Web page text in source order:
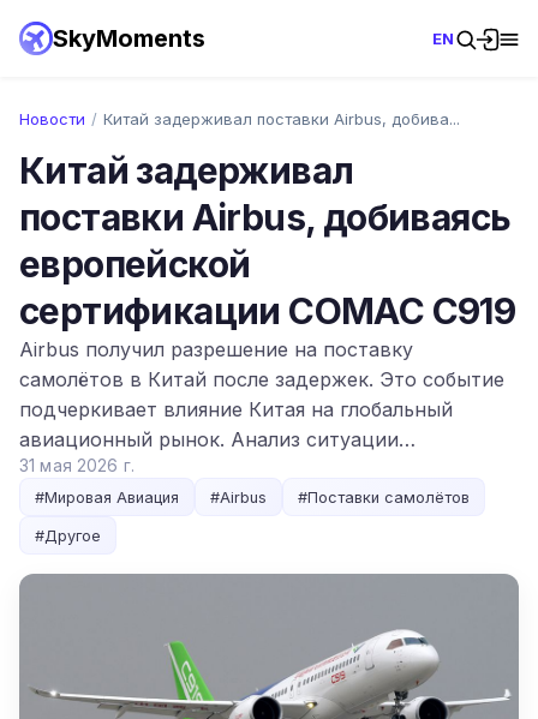
SkyMoments EN
Новости / Китай задерживал поставки Airbus, добива...
Китай задерживал
поставки Airbus, добиваясь
европейской
сертификации COMAC C919
Airbus получил разрешение на поставку
самолётов в Китай после задержек. Это событие
подчеркивает влияние Китая на глобальный
авиационный рынок. Анализ ситуации…
31 мая 2026 г.
#Мировая Авиация #Airbus #Поставки самолётов
#Другое